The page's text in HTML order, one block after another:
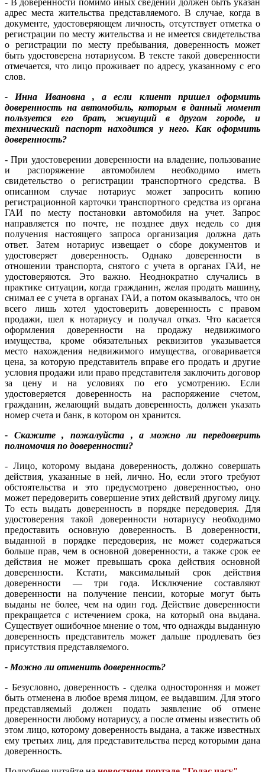
- В доверенности помимо иных сведений должен быть указан
адрес места жительства представляемого. В случае, когда в
документе, удостоверяющем личность, отсутствует отметка о
регистрации по месту жительства и не имеется свидетельства
о регистрации по месту пребывания, доверенность может
быть удостоверена нотариусом. В тексте такой доверенности
отмечается, что лицо проживает по адресу, указанному с его
слов.
- Инна Ивановна , а если клиент пришел оформить
доверенность на автомобиль, которым в данный момент
пользуется его брат, живущий в другом городе, и
технический паспорт находится у него. Как оформить
доверенность?
- При удостоверении доверенности на владение, пользование
и распоряжение автомобилем необходимо иметь
свидетельство о регистрации транспортного средства. В
описанном случае нотариус может запросить копию
регистрационной карточки транспортного средства из органа
ГАИ по месту постановки автомобиля на учет. Запрос
направляется по почте, не позднее двух недель со дня
получения настоящего запроса организация должна дать
ответ. Затем нотариус извещает о сборе документов и
удостоверяет доверенность. Однако доверенности в
отношении транспорта, снятого с учета в органах ГАИ, не
удостоверяются. Это важно. Неоднократно случались в
практике ситуации, когда гражданин, желая продать машину,
снимал ее с учета в органах ГАИ, а потом оказывалось, что он
всего лишь хотел удостоверить доверенность с правом
продажи, шел к нотариусу и получал отказ. Что касается
оформления доверенности на продажу недвижимого
имущества, кроме обязательных реквизитов указывается
место нахождения недвижимого имущества, оговаривается
цена, за которую представитель вправе его продать и другие
условия продажи или право представителя заключить договор
за цену и на условиях по его усмотрению. Если
удостоверяется доверенность на распоряжение счетом,
гражданин, желающий выдать доверенность, должен указать
номер счета и банк, в котором он хранится.
- Скажите , пожалуйста , а можно ли передоверить
полномочия по доверенности?
- Лицо, которому выдана доверенность, должно совершать
действия, указанные в ней, лично. Но, если этого требуют
обстоятельства и это предусмотрено доверенностью, оно
может передоверить совершение этих действий другому лицу.
То есть выдать доверенность в порядке передоверия. Для
удостоверения такой доверенности нотариусу необходимо
предоставить основную доверенность. В доверенности,
выданной в порядке передоверия, не может содержаться
больше прав, чем в основной доверенности, а также срок ее
действия не может превышать срока действия основной
доверенности. Кстати, максимальный срок действия
доверенности — три года. Исключение составляют
доверенности на получение пенсии, которые могут быть
выданы не более, чем на один год. Действие доверенности
прекращается с истечением срока, на который она выдана.
Существует ошибочное мнение о том, что однажды выданную
доверенность представитель может дальше продлевать без
присутствия представляемого.
- Можно ли отменить доверенность?
- Безусловно, доверенность - сделка односторонняя и может
быть отменена в любое время лицом, ее выдавшим. Для этого
представляемый должен подать заявление об отмене
доверенности любому нотариусу, а после отмены известить об
этом лицо, которому доверенность выдана, а также известных
ему третьих лиц, для представительства перед которыми дана
доверенность.